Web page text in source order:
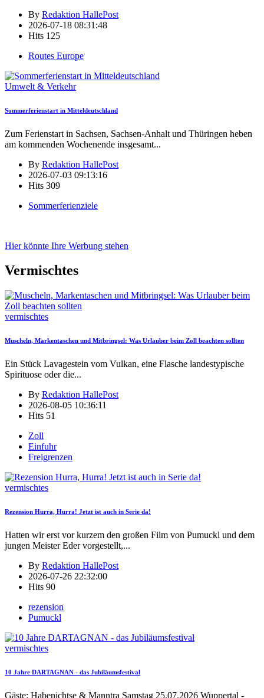
By Redaktion HallePost
2026-07-18 08:31:48
Hits 125
Routes Europe
Umwelt & Verkehr
Sommerferienstart in Mitteldeutschland
Zum Ferienstart in Sachsen, Sachsen-Anhalt und Thüringen heben
am kommenden Wochenende insgesamt...
By Redaktion HallePost
2026-07-03 09:13:16
Hits 309
Sommerferienziele
Hier könnte Ihre Werbung stehen
Vermischtes
vermischtes
Muscheln, Markentaschen und Mitbringsel: Was Urlauber beim Zoll beachten sollten
Ein Stück Lavagestein vom Vulkan, eine Flasche landestypische
Spirituose oder die...
By Redaktion HallePost
2026-08-05 10:36:11
Hits 51
Zoll
Einfuhr
Freigrenzen
vermischtes
Rezension Hurra, Hurra! Jetzt ist auch in Serie da!
Hatten wir erst vor kurzem den großen Film von Pumuckl und dem
jungen Meister Eder vorgestellt,...
By Redaktion HallePost
2026-07-26 22:32:00
Hits 90
rezension
Pumuckl
vermischtes
10 Jahre DARTAGNAN - das Jubiläumsfestival
Gäste: Habenichtse & Manntra Samstag 25.07.2026 Wuppertal -